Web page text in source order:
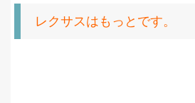
レクサスはもっとです。